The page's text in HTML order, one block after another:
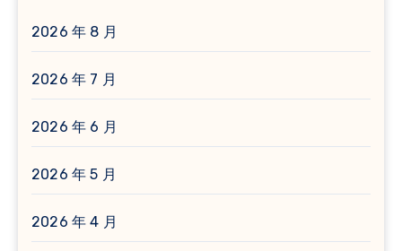
2026 年 8 月
2026 年 7 月
2026 年 6 月
2026 年 5 月
2026 年 4 月